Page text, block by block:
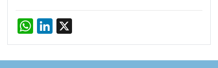
WhatsApp
LinkedIn